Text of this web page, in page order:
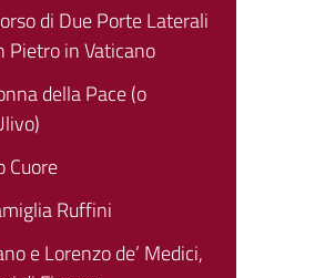
di Due Porte Laterali
Pietro in Vaticano
della Pace (o
Cuore
Ruffini
e Lorenzo de’ Medici,